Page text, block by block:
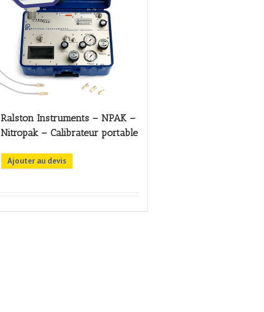
Ralston Instruments – NPAK –
Nitropak – Calibrateur portable
Ajouter au devis